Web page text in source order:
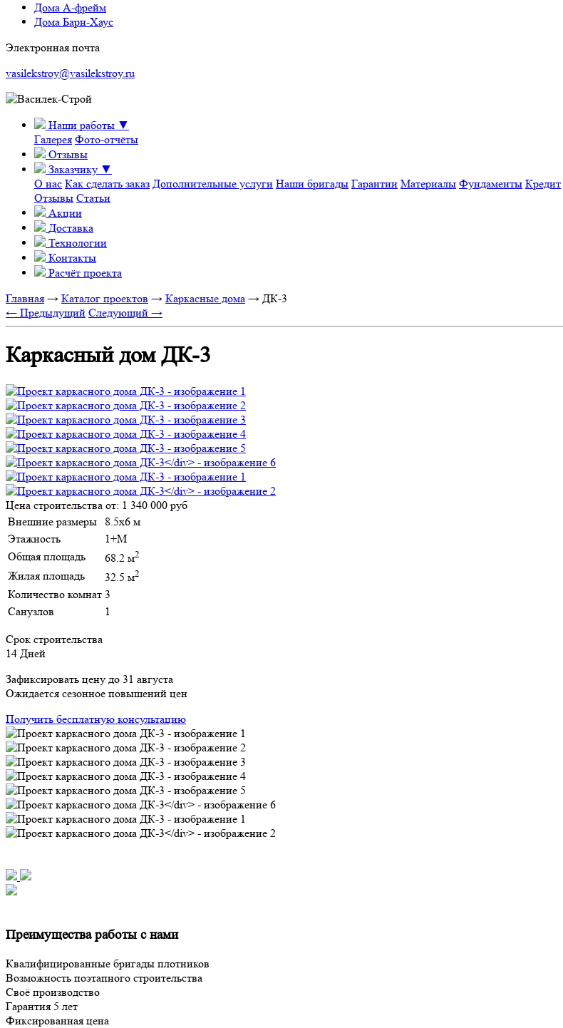
Дома А-фрейм
Дома Барн-Хаус
Электронная почта
vasilekstroy@vasilekstroy.ru
Наши работы ▼
Галерея Фото-отчёты
Отзывы
Заказчику ▼
О нас Как сделать заказ Дополнительные услуги Наши бригады Гарантии Материалы Фундаменты Кредит
Отзывы Статьи
Акции
Доставка
Технологии
Контакты
Расчёт проекта
Главная → Каталог проектов → Каркасные дома → ДК-3
← Предыдущий Следующий →
Каркасный дом ДК-3
Цена строительства от: 1 340 000 руб
Внешние размеры
8.5х6 м
Этажность
1+М
Общая площадь
68.2 м2
Жилая площадь 32.5 м2
Количество комнат 3
Санузлов
1
Срок строительства
14 Дней
Зафиксировать цену до 31 августа
Ожидается сезонное повышений цен
Получить бесплатную консультацию
Преимущества работы с нами
Квалифицированные бригады плотников
Возможность поэтапного строительства
Своё производство
Гарантия 5 лет
Фиксированная цена